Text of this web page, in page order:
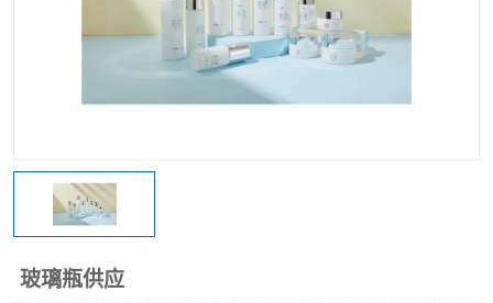
玻璃瓶供应